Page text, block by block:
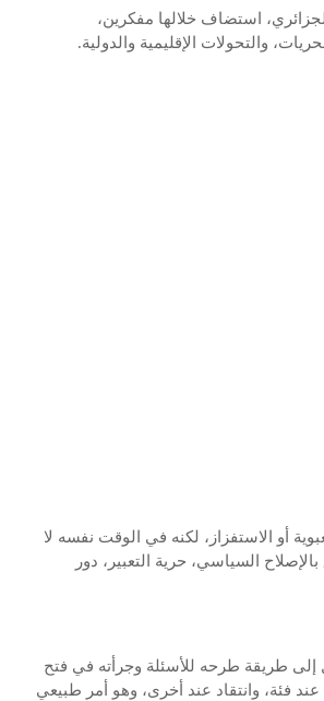
استضاف خلالها مفكرين،
والتحولات الإقليمية والدولية.
أو الاستفزاز، لكنه في الوقت نفسه لا
السياسي، حرية التعبير، دور
إلى طريقة طرحه للأسئلة وجرأته في فتح
فئة، وانتقاد عند أخرى، وهو أمر طبيعي